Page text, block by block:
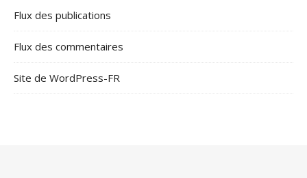
Flux des publications
Flux des commentaires
Site de WordPress-FR